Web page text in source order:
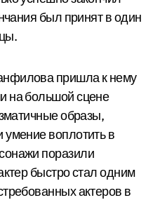
был принят в один
пришла к нему
на большой сцене
образы,
умение воплотить в
поразили
быстро стал одним
актеров в